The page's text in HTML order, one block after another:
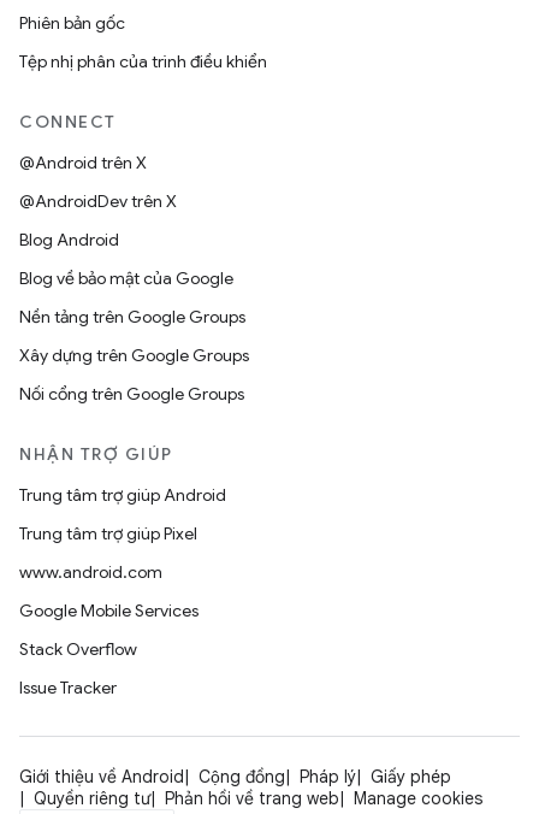
Phiên bản gốc
Tệp nhị phân của trình điều khiển
CONNECT
@Android trên X
@AndroidDev trên X
Blog Android
Blog về bảo mật của Google
Nền tảng trên Google Groups
Xây dựng trên Google Groups
Nối cổng trên Google Groups
NHẬN TRỢ GIÚP
Trung tâm trợ giúp Android
Trung tâm trợ giúp Pixel
www.android.com
Google Mobile Services
Stack Overflow
Issue Tracker
Giới thiệu về Android Cộng đồng Pháp lý
Giấy phép
Quyền riêng tư
Phản hồi về trang web Manage cookies